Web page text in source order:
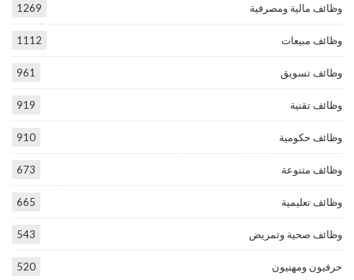
وظائف مالية ومصرفية 1269
وظائف مبيعات 1112
وظائف تسويق 961
وظائف تقنية 919
وظائف حكومية 910
وظائف متنوعة 673
وظائف تعليمية 665
وظائف صحية وتمريض 543
حرفيون ومهنيون 520